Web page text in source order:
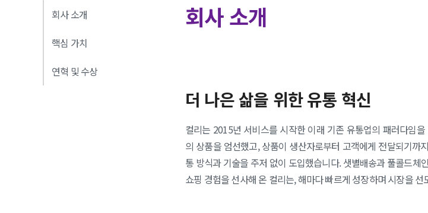
회사 소개
핵심 가치
연혁 및 수상
회사 소개
더 나은 삶을 위한 유통 혁신
컬리는 2015년 서비스를 시작한 이래 기존 유통업의 패러다임
의 상품을 엄선했고, 상품이 생산자로부터 고객에게 전달되기까
통 방식과 기술을 주저 없이 도입했습니다. 샛별배송과 풀콜드체
쇼핑 경험을 선사해 온 컬리는, 해마다 빠르게 성장하며 시장을